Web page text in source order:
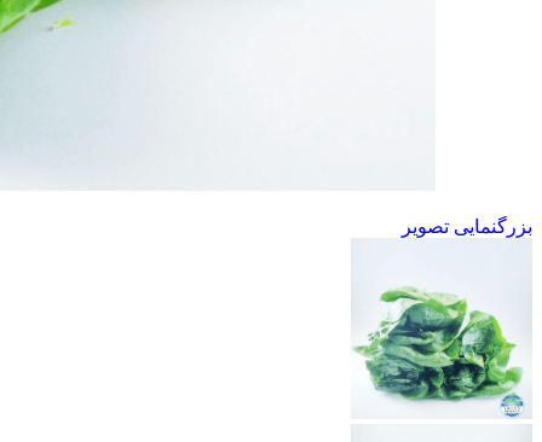
بزرگنمایی تصویر